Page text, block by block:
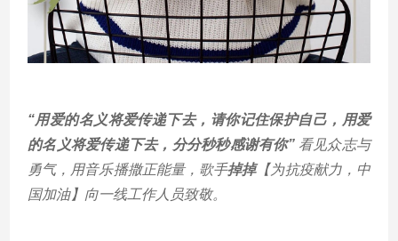
“用爱的名义将爱传递下去，请你记住保护自己，用爱
的名义将爱传递下去，分分秒秒感谢有你” 看见众志与
勇气，用音乐播撒正能量，歌手掉掉【为抗疫献力，中
国加油】向一线工作人员致敬。